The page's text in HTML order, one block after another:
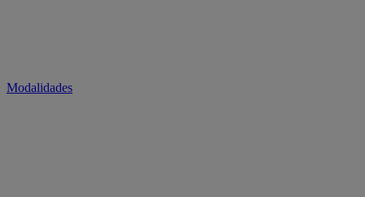
Modalidades